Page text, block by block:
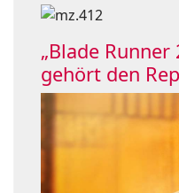
„Blade Runner
gehört den